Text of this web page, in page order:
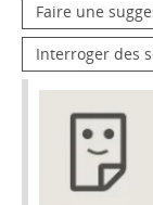
Faire une
Interroger des